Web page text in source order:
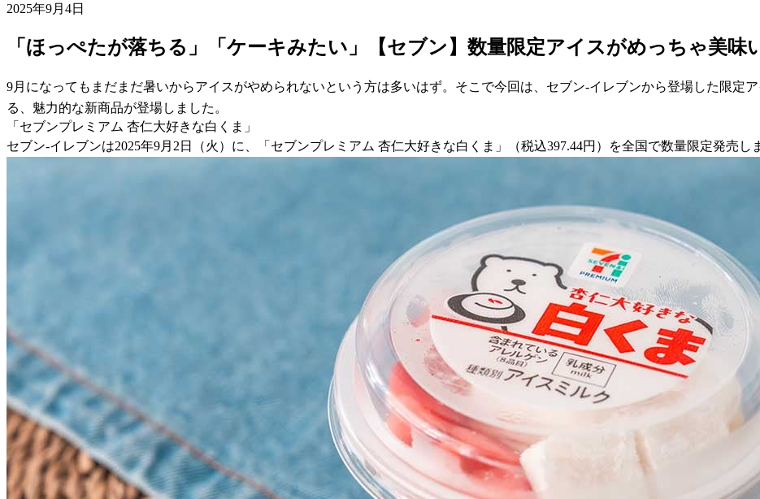
2025年9月4日
「ほっぺたが落ちる」「ケーキみたい」【セブン】数量限定アイスがめっちゃ美味
9月になってもまだまだ暑いからアイスがやめられないという方は多いはず。そこで今回は、セブン-イレブンから登場した限
る、魅力的な新商品が登場しました。
「セブンプレミアム 杏仁大好きな白くま」
セブン-イレブンは2025年9月2日（火）に、「セブンプレミアム 杏仁大好きな白くま」（税込397.44円）を全国で数量限定発売し